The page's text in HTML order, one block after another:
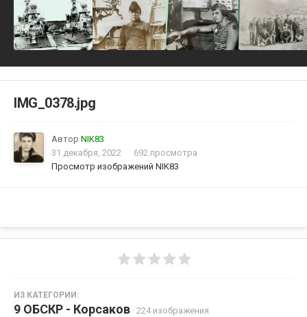
IMG_0378.jpg
Автор NIK83
31 декабря, 2022
692 просмотра
Просмотр изображений NIK83
ИЗ КАТЕГОРИИ:
9 ОБСКР - Корсаков · 224 изображения